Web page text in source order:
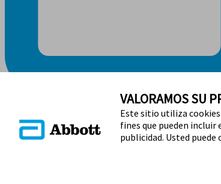
VALORAMOS SU
Este sitio utiliza
fines que pueden
publicidad. Usted